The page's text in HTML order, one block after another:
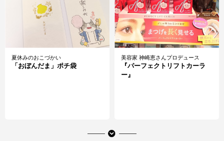
夏休みのおこづかい
「おぼんだま」ポチ袋
美容家 神崎恵さんプロデュース
『パーフェクトリフトカーラ
ー』